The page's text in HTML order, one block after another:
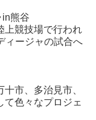
in熊谷
上競技場で行われ
ィージャの試合へ
市、多治見市、
て色々なプロジェ